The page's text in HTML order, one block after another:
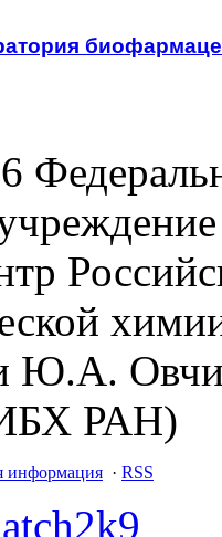
РАН)
информация · RSS